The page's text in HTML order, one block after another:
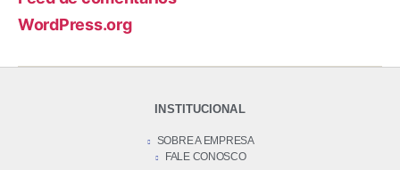
WordPress.org
INSTITUCIONAL
SOBRE A EMPRESA
FALE CONOSCO